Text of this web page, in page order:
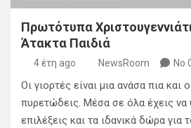
Πρωτότυπα
Άτακτα Παιδιά
4 έτη ago NewsRoom No
Οι γιορτές είναι μια ανάσα πια και
πυρετώδεις. Μέσα σε όλα έχεις να
επιλέξεις και τα ιδανικά δώρα για